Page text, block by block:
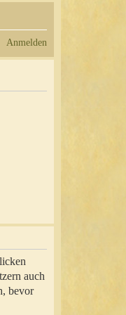
Anmelden
auch
bevor